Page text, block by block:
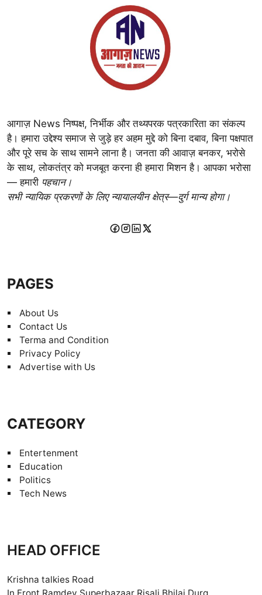
आगाज़ News निष्पक्ष, निर्भीक और तथ्यपरक पत्रकारिता का संकल्प
है। हमारा उद्देश्य समाज से जुड़े हर अहम मुद्दे को बिना दबाव, बिना पक्षपात
और पूरे सच के साथ सामने लाना है। जनता की आवाज़ बनकर, भरोसे
के साथ, लोकतंत्र को मजबूत करना ही हमारा मिशन है। आपका भरोसा
— हमारी पहचान।
सभी न्यायिक प्रकरणों के लिए न्यायालयीन क्षेत्र—दुर्ग मान्य होगा।
PAGES
About Us
Contact Us
Terma and Condition
Privacy Policy
Advertise with Us
CATEGORY
Entertenment
Education
Politics
Tech News
HEAD OFFICE
Krishna talkies Road